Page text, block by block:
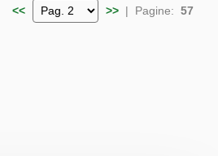
<< >> | Pagine: 57